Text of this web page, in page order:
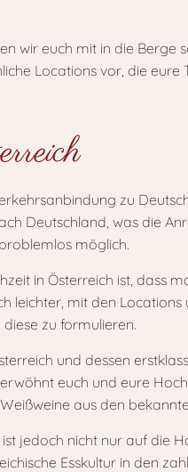
wir euch mit in die
Locations vor, die
zu
Deutschland, was die
möglich.
in Österreich ist, dass
leichter, mit den
zu formulieren.
und dessen
euch und eure
aus den
jedoch nicht nur auf die
Esskultur in den